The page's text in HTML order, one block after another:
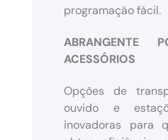
programação fácil.
ABRANGENTE
ACESSÓRIOS
Opções de
ouvido e
inovadoras para